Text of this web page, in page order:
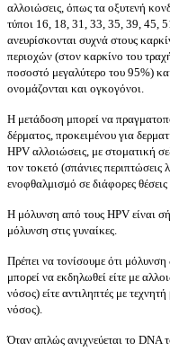
αλλοιώσεις, όπως τα οξυτενή
τύποι 16, 18, 31, 33, 35, 39, 45,
ανευρίσκονται συχνά στους
περιοχών (στον καρκίνο του
ποσοστό μεγαλύτερο του 95%)
ονομάζονται και ογκογόνοι.
Η μετάδοση μπορεί να
δέρματος, προκειμένου για
HPV αλλοιώσεις, με στοματική
τον τοκετό (σπάνιες
ενοφθαλμισμό σε διάφορες
Η μόλυνση από τους HPV είναι
μόλυνση στις γυναίκες.
Πρέπει να τονίσουμε ότι
μπορεί να εκδηλωθεί είτε με
νόσος) είτε αντιληπτές με
νόσος).
Όταν απλώς ανιχνεύεται το DNA